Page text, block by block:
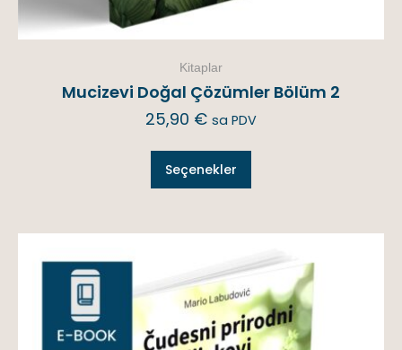
Kitaplar
Mucizevi Doğal Çözümler Bölüm 2
25,90 € sa PDV
Seçenekler